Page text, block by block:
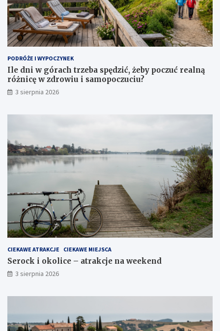
PODRÓŻE I WYPOCZYNEK
Ile dni w górach trzeba spędzić, żeby poczuć realną
różnicę w zdrowiu i samopoczuciu?
3 sierpnia 2026
CIEKAWE ATRAKCJE CIEKAWE MIEJSCA
Serock i okolice – atrakcje na weekend
3 sierpnia 2026